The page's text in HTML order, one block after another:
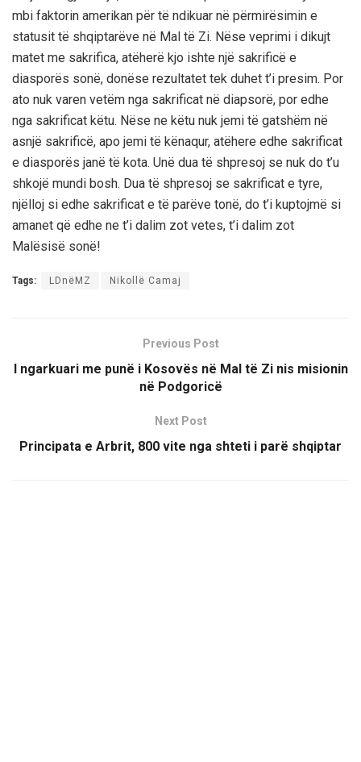
mbi faktorin amerikan për të ndikuar në përmirësimin e
statusit të shqiptarëve në Mal të Zi. Nëse veprimi i dikujt
matet me sakrifica, atëherë kjo ishte një sakrificë e
diasporës sonë, donëse rezultatet tek duhet t’i presim. Por
ato nuk varen vetëm nga sakrificat në diapsorë, por edhe
nga sakrificat këtu. Nëse ne këtu nuk jemi të gatshëm në
asnjë sakrificë, apo jemi të kënaqur, atëhere edhe sakrificat
e diasporës janë të kota. Unë dua të shpresoj se nuk do t’u
shkojë mundi bosh. Dua të shpresoj se sakrificat e tyre,
njëlloj si edhe sakrificat e të parëve tonë, do t’i kuptojmë si
amanet që edhe ne t’i dalim zot vetes, t’i dalim zot
Malësisë sonë!
Tags: LDnëMZ Nikollë Camaj
Previous Post
I ngarkuari me punë i Kosovës në Mal të Zi nis misionin
në Podgoricë
Next Post
Principata e Arbrit, 800 vite nga shteti i parë shqiptar